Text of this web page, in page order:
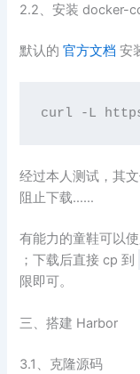
2.2、安装 docker-
默认的官方文档 安
curl -L
经过本人测试，其
阻止下载……
有能力的童鞋可以
；下载后直接 cp 到
限即可。
三、搭建 Harbor
3.1、克隆源码